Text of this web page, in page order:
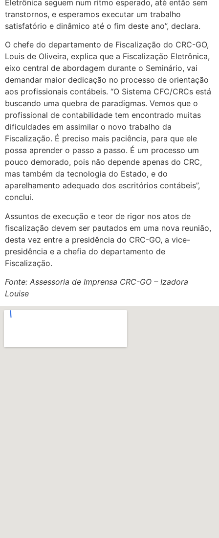
Eletrônica seguem num ritmo esperado, até então sem
transtornos, e esperamos executar um trabalho
satisfatório e dinâmico até o fim deste ano”, declara.
O chefe do departamento de Fiscalização do CRC-GO,
Louis de Oliveira, explica que a Fiscalização Eletrônica,
eixo central de abordagem durante o Seminário, vai
demandar maior dedicação no processo de orientação
aos profissionais contábeis. “O Sistema CFC/CRCs está
buscando uma quebra de paradigmas. Vemos que o
profissional de contabilidade tem encontrado muitas
dificuldades em assimilar o novo trabalho da
Fiscalização. É preciso mais paciência, para que ele
possa aprender o passo a passo. É um processo um
pouco demorado, pois não depende apenas do CRC,
mas também da tecnologia do Estado, e do
aparelhamento adequado dos escritórios contábeis”,
conclui.
Assuntos de execução e teor de rigor nos atos de
fiscalização devem ser pautados em uma nova reunião,
desta vez entre a presidência do CRC-GO, a vice-
presidência e a chefia do departamento de
Fiscalização.
Fonte: Assessoria de Imprensa CRC-GO – Izadora
Louise